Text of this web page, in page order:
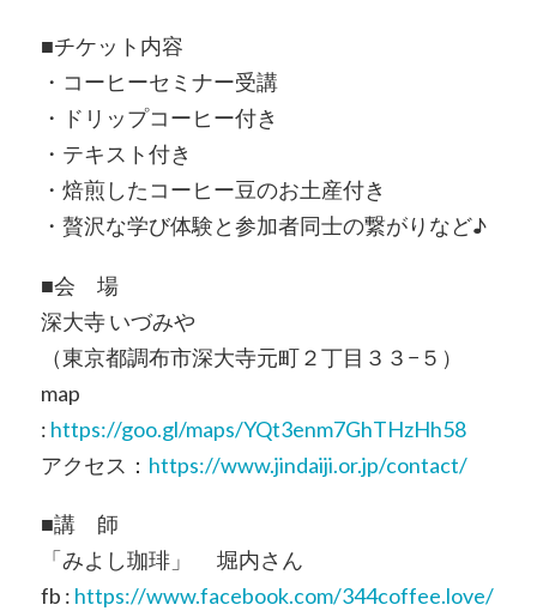
■チケット内容
・コーヒーセミナー受講
・ドリップコーヒー付き
・テキスト付き
・焙煎したコーヒー豆のお土産付き
・贅沢な学び体験と参加者同士の繋がりなど♪
■会 場
深大寺 いづみや
（東京都調布市深大寺元町２丁目３３−５）
map
: https://goo.gl/maps/YQt3enm7GhTHzHh58
アクセス： https://www.jindaiji.or.jp/contact/
■講 師
「みよし珈琲」 堀内さん
fb : https://www.facebook.com/344coffee.love/